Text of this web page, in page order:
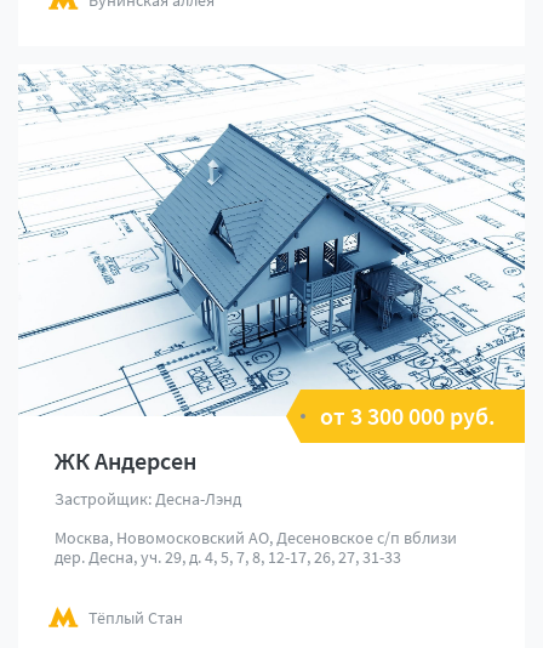
от 3 300 000 руб.
ЖК Андерсен
Застройщик: Десна-Лэнд
Москва, Новомосковский АО, Десеновское с/п вблизи
дер. Десна, уч. 29, д. 4, 5, 7, 8, 12-17, 26, 27, 31-33
Тёплый Стан